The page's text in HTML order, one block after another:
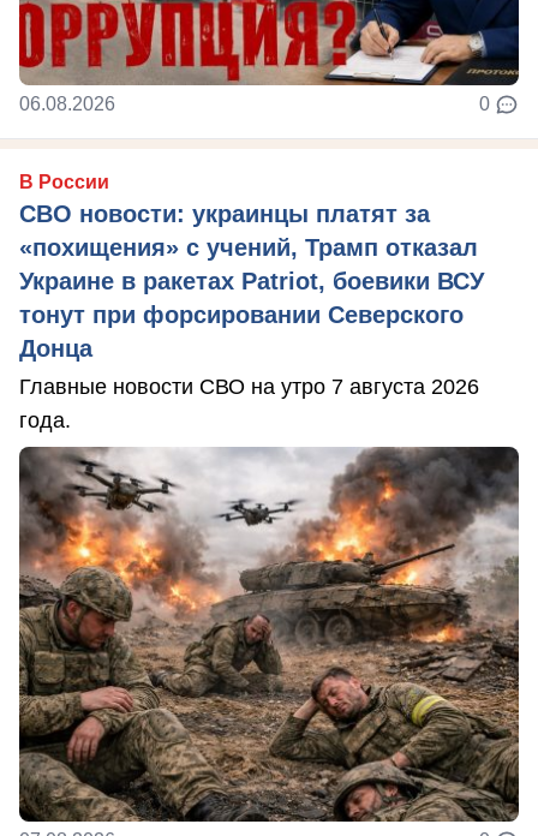
06.08.2026 0
В России
СВО новости: украинцы платят за
«похищения» с учений, Трамп отказал
Украине в ракетах Patriot, боевики ВСУ
тонут при форсировании Северского
Донца
Главные новости СВО на утро 7 августа 2026
года.